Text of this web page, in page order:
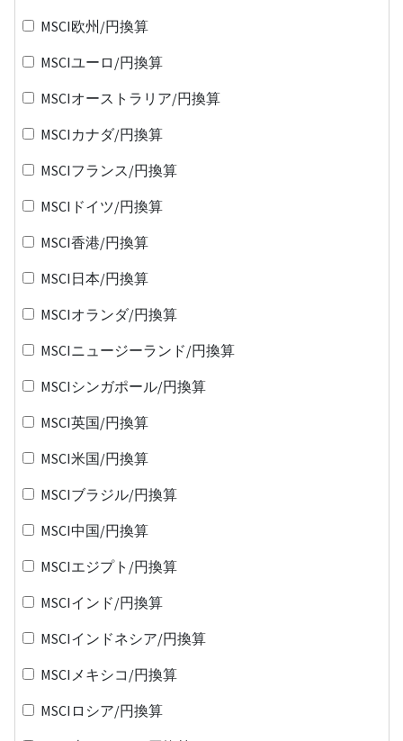
MSCI欧州/円換算
MSCIユーロ/円換算
MSCIオーストラリア/円換算
MSCIカナダ/円換算
MSCIフランス/円換算
MSCIドイツ/円換算
MSCI香港/円換算
MSCI日本/円換算
MSCIオランダ/円換算
MSCIニュージーランド/円換算
MSCIシンガポール/円換算
MSCI英国/円換算
MSCI米国/円換算
MSCIブラジル/円換算
MSCI中国/円換算
MSCIエジプト/円換算
MSCIインド/円換算
MSCIインドネシア/円換算
MSCIメキシコ/円換算
MSCIロシア/円換算